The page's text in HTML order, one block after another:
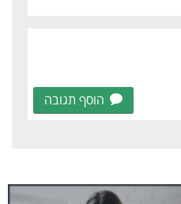
הוסף תגובה